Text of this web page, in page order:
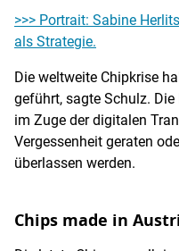
>>> Portrait: Sabine
als Strategie.
Die weltweite Chipkrise
geführt, sagte Schulz.
im Zuge der digitalen
Vergessenheit geraten
überlassen werden.
Chips made in